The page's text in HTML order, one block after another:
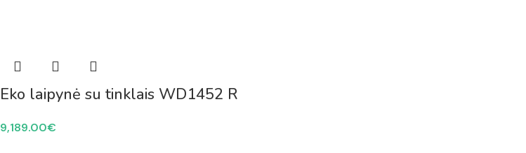
Eko laipynė su tinklais WD1452 R
9,189.00€